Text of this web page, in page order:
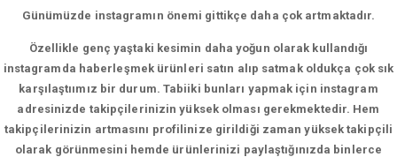
Günümüzde instagramın önemi gittikçe daha çok artmaktadır.
Özellikle genç yaştaki kesimin daha yoğun olarak kullandığı
instagramda haberleşmek ürünleri satın alıp satmak oldukça çok sık
karşılaştıımız bir durum. Tabiiki bunları yapmak için instagram
adresinizde takipçilerinizin yüksek olması gerekmektedir. Hem
takipçilerinizin artmasını profilinize girildiği zaman yüksek takipçili
olarak görünmesini hemde ürünlerinizi paylaştığınızda binlerce